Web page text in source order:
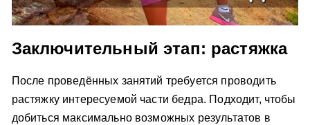
Заключительный этап: растяжка
После проведённых занятий требуется проводить
растяжку интересуемой части бедра. Подходит, чтобы
добиться максимально возможных результатов в